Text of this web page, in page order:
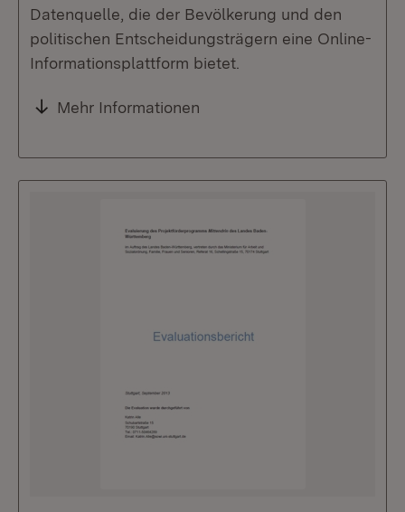
Datenquelle, die der Bevölkerung und den
politischen Entscheidungsträgern eine Online-
Informationsplattform bietet.
Mehr Informationen